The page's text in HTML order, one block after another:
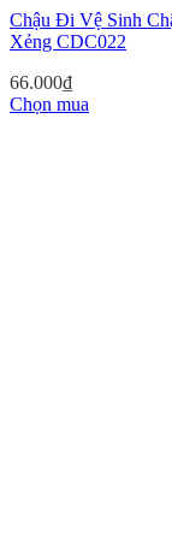
Chậu Đi Vệ Sinh
Xẻng CDC022
66.000₫
Chọn mua